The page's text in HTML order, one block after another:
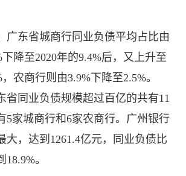
广东省城商行同业负债平均占比由
下降至2020年的9.4%后，又上升至
农商行则由3.9%下降至2.5%。
省同业负债规模超过百亿的共有11
5家城商行和6家农商行。广州银行
大，达到1261.4亿元，同业负债比
。